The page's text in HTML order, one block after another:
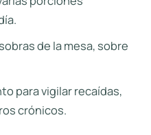
de la mesa, sobre
para vigilar recaídas,
crónicos.